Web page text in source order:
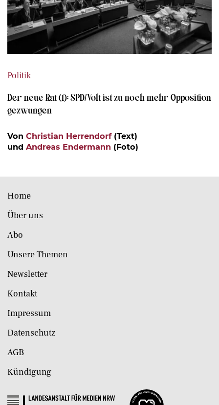
Politik
Der neue Rat (1): SPD/Volt ist zu noch mehr Opposition
gezwungen
Von Christian Herrendorf(Text)
und Andreas Endermann (Foto)
Home
Über uns
Abo
Unsere Themen
Newsletter
Kontakt
Impressum
Datenschutz
AGB
Kündigung